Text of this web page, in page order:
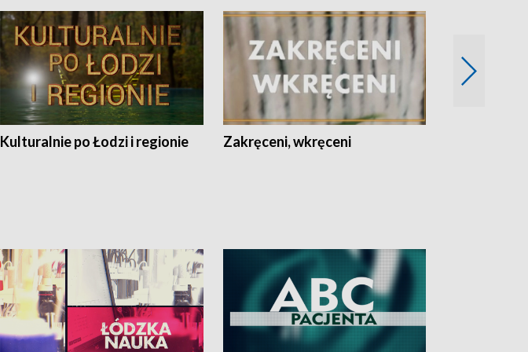
Kulturalnie po Łodzi i regionie Zakręceni, wkręceni